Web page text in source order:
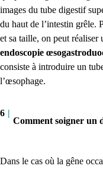
images du tube digestif
du haut de l’intestin grêle.
et sa taille, on peut réaliser
endoscopie
consiste à introduire un
l’œsophage.
6 |
Comment soigner un
Dans le cas où la gêne